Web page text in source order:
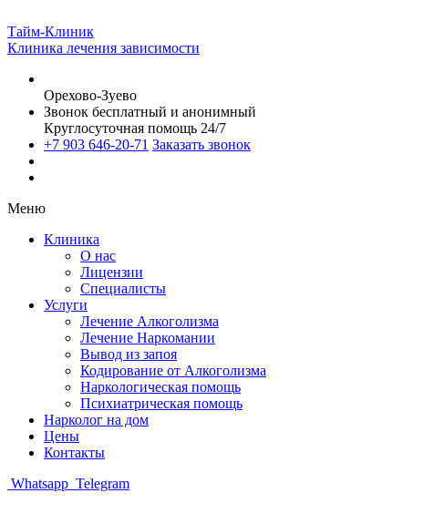
Тайм-Клиник
Клиника лечения зависимости
Орехово-Зуево
Звонок бесплатный и анонимный
Круглосуточная помощь 24/7
+7 903 646-20-71 Заказать звонок
Меню
Клиника
О нас
Лицензии
Специалисты
Услуги
Лечение Алкоголизма
Лечение Наркомании
Вывод из запоя
Кодирование от Алкоголизма
Наркологическая помощь
Психиатрическая помощь
Нарколог на дом
Цены
Контакты
Whatsapp Telegram